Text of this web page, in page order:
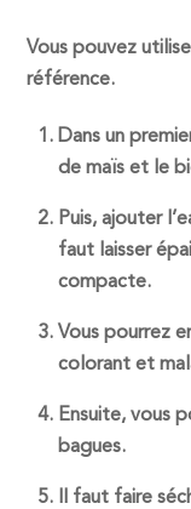
Vous pouvez
référence.
Dans un
de maïs et le
Puis, ajouter
faut laisser
compacte.
Vous pourrez
colorant et
Ensuite, vous
bagues.
Il faut faire